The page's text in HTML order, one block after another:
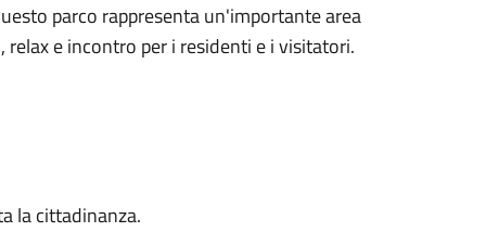
parco rappresenta un'importante area
e incontro per i residenti e i visitatori.
la cittadinanza.